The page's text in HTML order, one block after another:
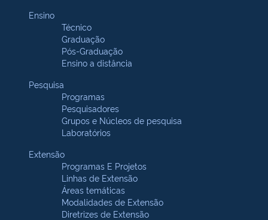
Ensino
Técnico
Graduação
Pós-Graduação
Ensino a distância
Pesquisa
Programas
Pesquisadores
Grupos e Núcleos de pesquisa
Laboratórios
Extensão
Programas E Projetos
Linhas de Extensão
Áreas temáticas
Modalidades de Extensão
Diretrizes de Extensão